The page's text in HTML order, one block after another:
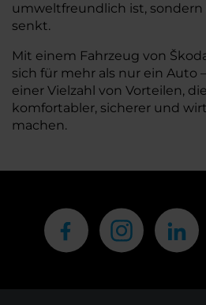
umweltfreundlich ist, sondern
senkt.
Mit einem Fahrzeug von
sich für mehr als nur ein Auto
einer Vielzahl von Vorteilen,
komfortabler, sicherer und
machen.